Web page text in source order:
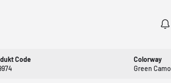
Code
Colorway
Green Camo